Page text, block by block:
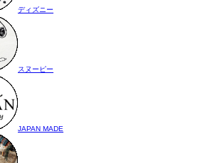
ディズニー
スヌーピー
JAPAN MADE